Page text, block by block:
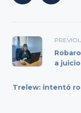
<span
class="nav-
subtitle
reader-
a juicio
Trelew: intentó